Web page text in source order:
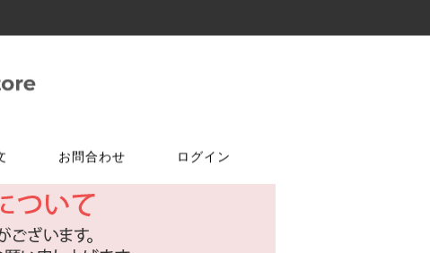
ハケ
ロア
特選商品
アルコールチェッカー
ご注文はこちら
お問合わせ
問合せは
友達追加
ログイン